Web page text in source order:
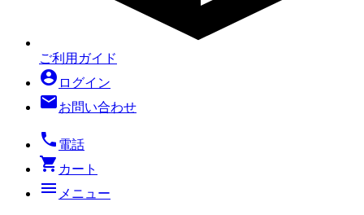
ご利用ガイド
account_circle ログイン
mailお問い合わせ
local_phone 電話
shopping_cart カート
menu メニュー